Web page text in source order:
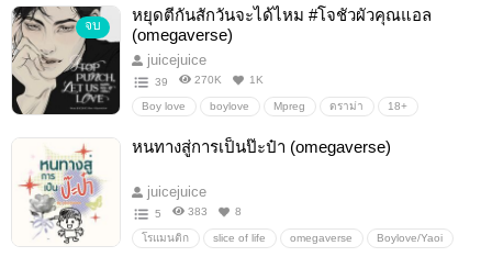
จบ
หยุดตีกันสักวันจะได้ไหม #โจชัวผัวคุณแอล
(omegaverse)
juicejuice
39 270K 1K
Boy love boylove Mpreg ดราม่า 18+
หนทางสู่การเป็นป๊ะป๋า (omegaverse)
juicejuice
5 383 8
โรแมนติก slice of life omegaverse Boylove/Yaoi